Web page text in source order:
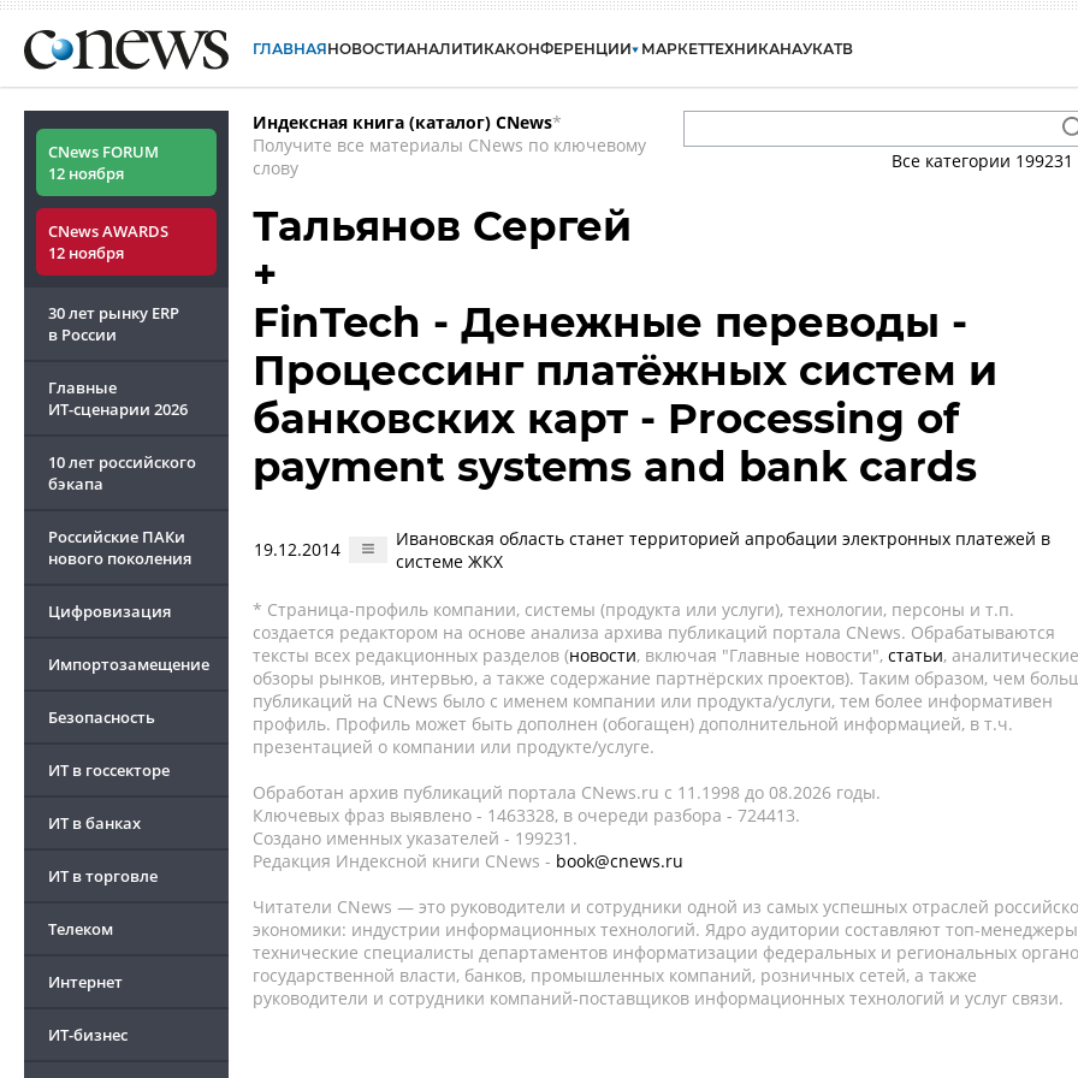
ГЛАВНАЯНОВОСТИАНАЛИТИКАКОНФЕРЕНЦИИ МАРКЕТТЕХНИКАНАУКАТВ
CNews FORUM
12 ноября
CNews AWARDS
12 ноября
30 лет рынку ERP
в России
Главные
ИТ-сценарии 2026
10 лет российского
бэкапа
Российские ПАКи
нового поколения
Цифровизация
Импортозамещение
Безопасность
ИТ в госсекторе
ИТ в банках
ИТ в торговле
Телеком
Интернет
ИТ-бизнес
Индексная книга (каталог) CNews*
Получите все материалы CNews по ключевому
слову
Все категории 199231
Тальянов Сергей
+
FinTech - Денежные переводы -
Процессинг платёжных систем и
банковских карт - Processing of
payment systems and bank cards
19.12.2014
Ивановская область станет территорией апробации электронных платежей в
системе ЖКХ
* Страница-профиль компании, системы (продукта или услуги), технологии, персоны и т.п.
создается редактором на основе анализа архива публикаций портала CNews. Обрабатываются
тексты всех редакционных разделов (новости, включая "Главные новости", статьи, аналитические
обзоры рынков, интервью, а также содержание партнёрских проектов). Таким образом, чем
публикаций на CNews было с именем компании или продукта/услуги, тем более информативен
профиль. Профиль может быть дополнен (обогащен) дополнительной информацией, в т.ч.
презентацией о компании или продукте/услуге.
Обработан архив публикаций портала CNews.ru c 11.1998 до 08.2026 годы.
Ключевых фраз выявлено - 1463328, в очереди разбора - 724413.
Создано именных указателей - 199231.
Редакция Индексной книги CNews - book@cnews.ru
Читатели CNews — это руководители и сотрудники одной из самых успешных отраслей
экономики: индустрии информационных технологий. Ядро аудитории составляют топ-
технические специалисты департаментов информатизации федеральных и региональных
государственной власти, банков, промышленных компаний, розничных сетей, а также
руководители и сотрудники компаний-поставщиков информационных технологий и услуг связи.